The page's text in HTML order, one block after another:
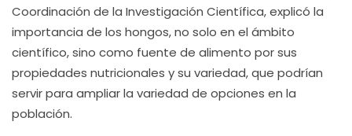
Coordinación de la Investigación Científica, explicó la
importancia de los hongos, no solo en el ámbito
científico, sino como fuente de alimento por sus
propiedades nutricionales y su variedad, que podrían
servir para ampliar la variedad de opciones en la
población.